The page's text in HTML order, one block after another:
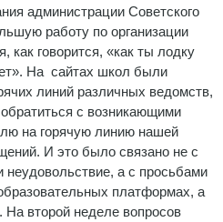
администрации Советского
работу по организации
как говорится, «как ты лодку
На сайтах школ были
линий различных ведомств,
с возникающими
на горячую линию нашей
И это было связано не с
а с просьбами
платформах, а
второй неделе вопросов